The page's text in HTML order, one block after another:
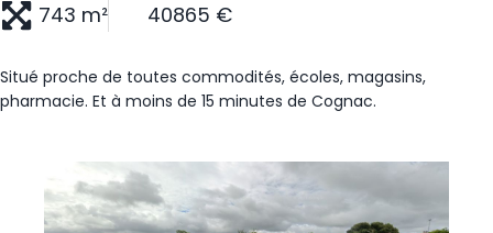
743 m² 40865 €
Situé proche de toutes commodités, écoles, magasins,
pharmacie. Et à moins de 15 minutes de Cognac.